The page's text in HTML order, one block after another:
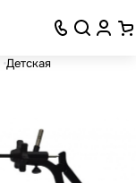
Детская